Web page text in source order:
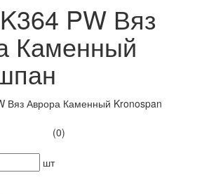
PW Вяз
Каменный
(0)
шт